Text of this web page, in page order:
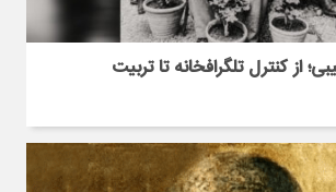
از کنترل تلگرافخانه تا تربیت